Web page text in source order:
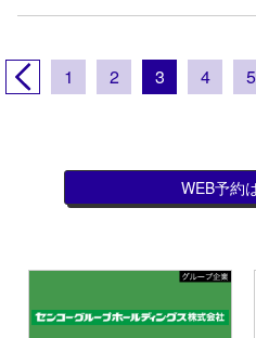
1 2 3 4 5
WEB予約